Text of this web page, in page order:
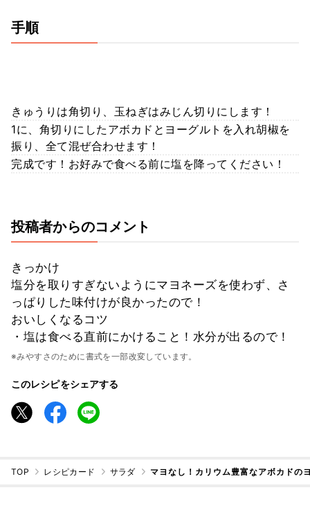
手順
きゅうりは角切り、玉ねぎはみじん切りにします！
1に、角切りにしたアボカドとヨーグルトを入れ胡椒を
振り、全て混ぜ合わせます！
完成です！お好みで食べる前に塩を降ってください！
投稿者からのコメント
きっかけ
塩分を取りすぎないようにマヨネーズを使わず、さ
っぱりした味付けが良かったので！
おいしくなるコツ
・塩は食べる直前にかけること！水分が出るので！
※みやすさのために書式を一部改変しています。
このレシピをシェアする
TOP レシピカード サラダ マヨなし！カリウム豊富なアボカドの